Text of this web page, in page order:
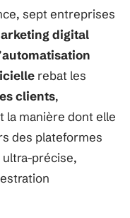
sept entreprises
digital
automatisation
rebat les
clients,
la manière dont elle
des plateformes
ultra-précise,